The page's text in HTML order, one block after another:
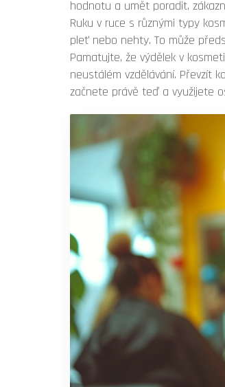
hodnotu a umět poradit,
Ruku v ruce s různými typy
pleť nebo nehty. To může
Pamatujte, že výdělek v
neustálém vzdělávání. Převzít
začnete právě teď a využijete